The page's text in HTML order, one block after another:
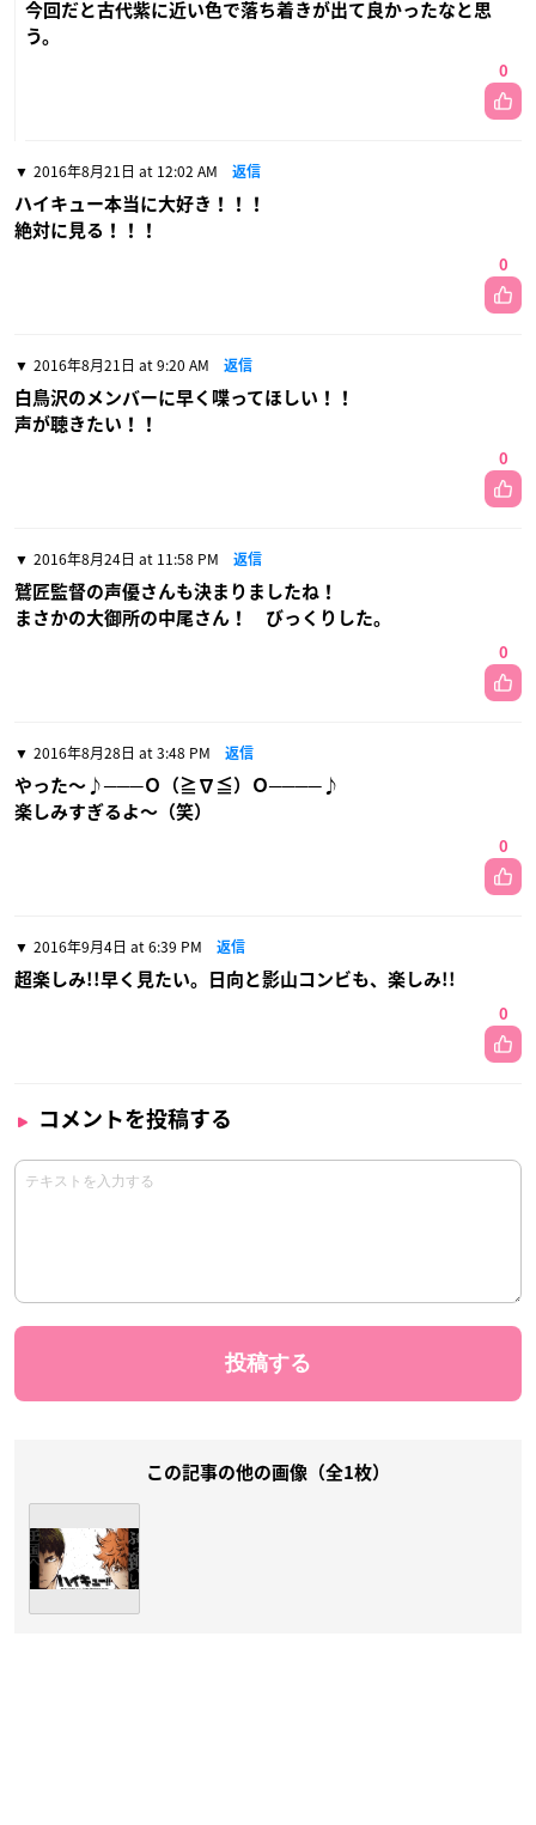
今回だと古代紫に近い色で落ち着きが出て良かったなと思
う。
0
2016年8月21日 at 12:02 AM 返信
ハイキュー本当に大好き！！！
絶対に見る！！！
0
2016年8月21日 at 9:20 AM 返信
白鳥沢のメンバーに早く喋ってほしい！！
声が聴きたい！！
0
2016年8月24日 at 11:58 PM 返信
鷲匠監督の声優さんも決まりましたね！
まさかの大御所の中尾さん！ びっくりした。
0
2016年8月28日 at 3:48 PM 返信
やった〜♪───Ｏ（≧∇≦）Ｏ────♪
楽しみすぎるよ〜（笑）
0
2016年9月4日 at 6:39 PM 返信
超楽しみ!!早く見たい。日向と影山コンビも、楽しみ!!
0
コメントを投稿する
この記事の他の画像（全1枚）